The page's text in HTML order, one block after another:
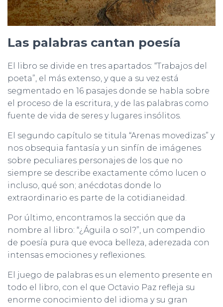
Las palabras cantan poesía
El libro se divide en tres apartados: “Trabajos del
poeta”, el más extenso, y que a su vez está
segmentado en 16 pasajes donde se habla sobre
el proceso de la escritura, y de las palabras como
fuente de vida de seres y lugares insólitos.
El segundo capítulo se titula “Arenas movedizas” y
nos obsequia fantasía y un sinfín de imágenes
sobre peculiares personajes de los que no
siempre se describe exactamente cómo lucen o
incluso, qué son; anécdotas donde lo
extraordinario es parte de la cotidianeidad.
Por último, encontramos la sección que da
nombre al libro: “¿Águila o sol?”, un compendio
de poesía pura que evoca belleza, aderezada con
intensas emociones y reflexiones.
El juego de palabras es un elemento presente en
todo el libro, con el que Octavio Paz refleja su
enorme conocimiento del idioma y su gran